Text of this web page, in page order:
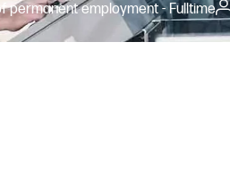
permanent employment - Fulltime